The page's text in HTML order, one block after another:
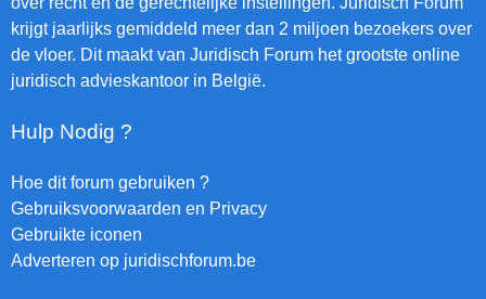
krijgt jaarlijks gemiddeld meer dan 2 miljoen bezoekers over
de vloer. Dit maakt van Juridisch Forum het grootste online
juridisch advieskantoor in België.
Hulp Nodig ?
Hoe dit forum gebruiken ?
Gebruiksvoorwaarden en Privacy
Gebruikte iconen
Adverteren op juridischforum.be